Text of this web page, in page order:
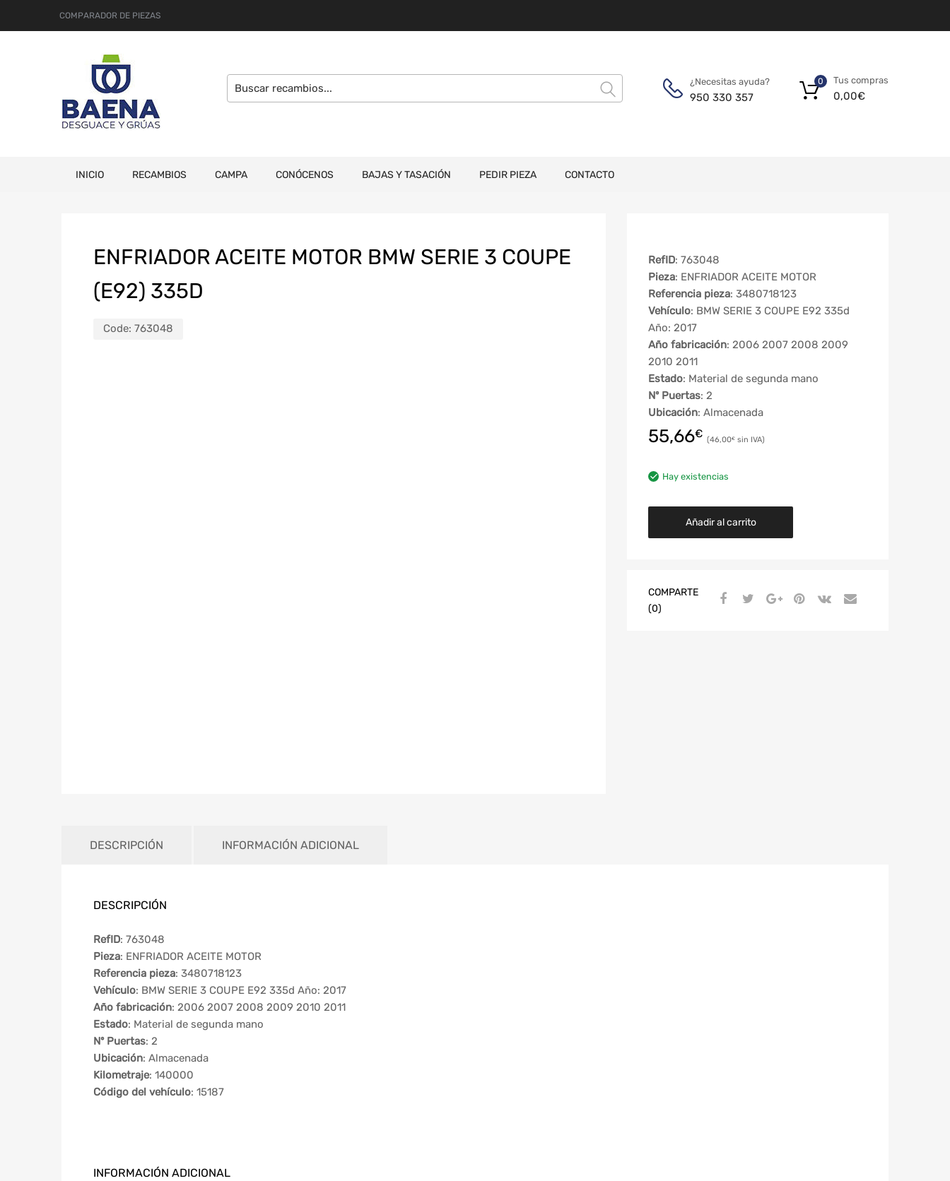
COMPARADOR DE PIEZAS
¿Necesitas ayuda?
950 330 357
Tus compras
0,00€
0
INICIO RECAMBIOS CAMPA CONÓCENOS BAJAS Y TASACIÓN PEDIR PIEZA CONTACTO
ENFRIADOR ACEITE MOTOR BMW SERIE 3 COUPE
(E92) 335D
Code: 763048
RefID: 763048
Pieza: ENFRIADOR ACEITE MOTOR
Referencia pieza: 3480718123
Vehículo: BMW SERIE 3 COUPE E92 335d
Año: 2017
Año fabricación: 2006 2007 2008 2009
2010 2011
Estado: Material de segunda mano
Nº Puertas: 2
Ubicación: Almacenada
55,66€ 46,00€
Hay existencias
Añadir al carrito
COMPARTE
(0)
DESCRIPCIÓN INFORMACIÓN ADICIONAL
DESCRIPCIÓN
RefID: 763048
Pieza: ENFRIADOR ACEITE MOTOR
Referencia pieza: 3480718123
Vehículo: BMW SERIE 3 COUPE E92 335d Año: 2017
Año fabricación: 2006 2007 2008 2009 2010 2011
Estado: Material de segunda mano
Nº Puertas: 2
Ubicación: Almacenada
Kilometraje: 140000
Código del vehículo: 15187
INFORMACIÓN ADICIONAL